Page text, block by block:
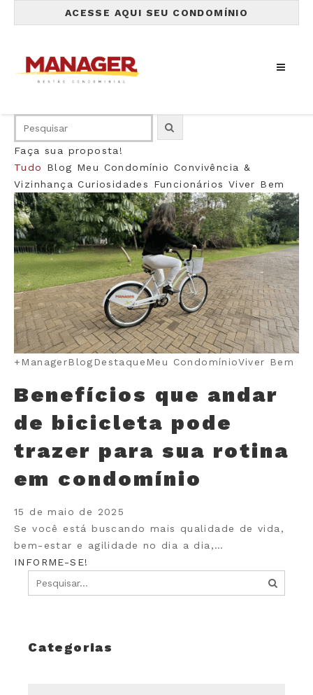
ACESSE AQUI SEU CONDOMÍNIO
Faça sua proposta!
Tudo
Blog Meu Condomínio Convivência &
Vizinhança Curiosidades Funcionários Viver Bem
+ManagerBlogDestaqueMeu CondomínioViver Bem
Benefícios que andar
de bicicleta pode
trazer para sua rotina
em condomínio
15 de maio de 2025
Se você está buscando mais qualidade de vida,
bem-estar e agilidade no dia a dia,…
INFORME-SE!
Categorias